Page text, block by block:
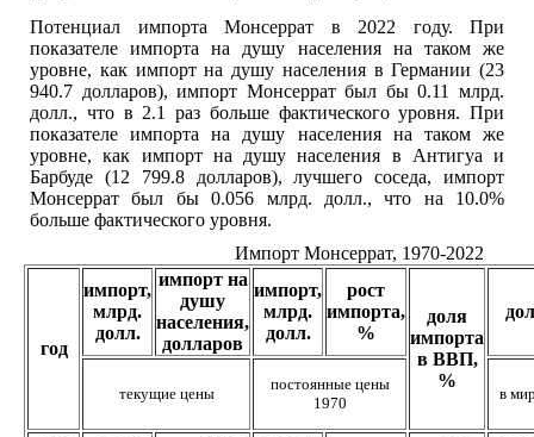
Потенциал импорта Монсеррат в 2022 году. При
показателе импорта на душу населения на таком же
уровне, как импорт на душу населения в Германии (23
940.7 долларов), импорт Монсеррат был бы 0.11 млрд.
долл., что в 2.1 раз больше фактического уровня. При
показателе импорта на душу населения на таком же
уровне, как импорт на душу населения в Антигуа и
Барбуде (12 799.8 долларов), лучшего соседа, импорт
Монсеррат был бы 0.056 млрд. долл., что на 10.0%
больше фактического уровня.
Импорт Монсеррат, 1970-2022
год
импорт,
млрд.
долл.
импорт на
душу
населения,
долларов
импорт,
млрд.
долл.
рост
импорта,
%
доля
импорта
в ВВП,
%
текущие цены
постоянные цены
1970
в